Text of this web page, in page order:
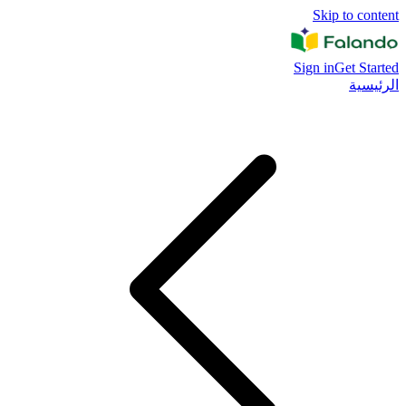
Skip to content
Sign inGet Started
الرئيسية